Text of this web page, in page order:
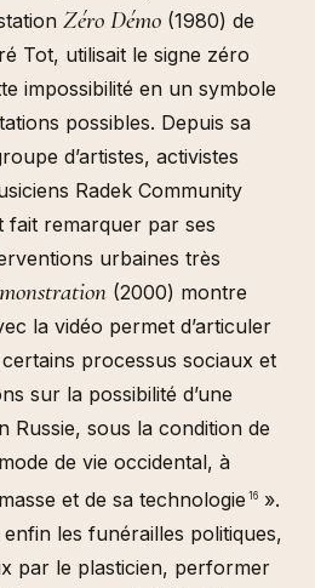
Zéro Démo(1980) de
Tot, utilisait le signe zéro
impossibilité en un symbole
possibles. Depuis sa
d’artistes, activistes
Radek Community
fait remarquer par ses
urbaines très
(2000) montre
la vidéo permet d’articuler
processus sociaux et
sur la possibilité d’une
Russie, sous la condition de
de vie occidental, à
et de sa technologie 16».
enfin les funérailles politiques,
par le plasticien, performer